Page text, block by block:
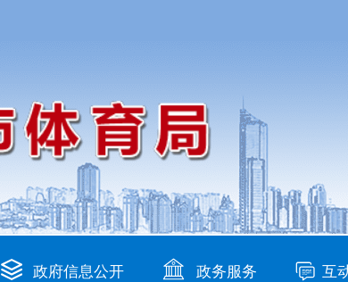
政府信息公开 政务服务 互